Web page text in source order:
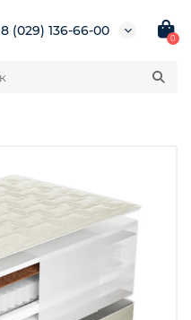
8 (029) 136-66-00
0